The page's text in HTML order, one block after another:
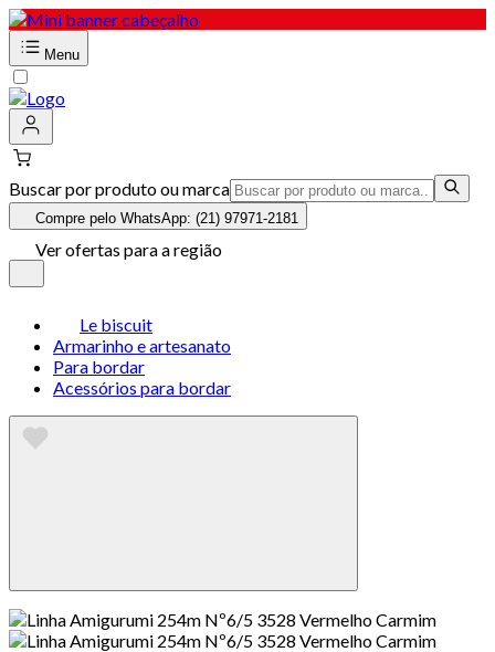
Menu
Buscar por produto ou marca
Compre pelo WhatsApp: (21) 97971-2181
Ver ofertas para a região
Le biscuit
Armarinho e artesanato
Para bordar
Acessórios para bordar